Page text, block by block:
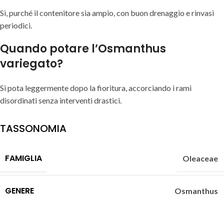
Sì, purché il contenitore sia ampio, con buon drenaggio e rinvasi
periodici.
Quando potare l’Osmanthus
variegato?
Si pota leggermente dopo la fioritura, accorciando i rami
disordinati senza interventi drastici.
TASSONOMIA
FAMIGLIA Oleaceae
GENERE Osmanthus